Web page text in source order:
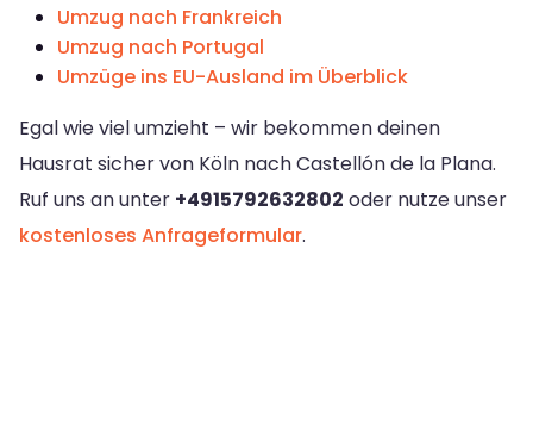
Umzug nach Frankreich
Umzug nach Portugal
Umzüge ins EU-Ausland im Überblick
Egal wie viel umzieht – wir bekommen deinen
Hausrat sicher von Köln nach Castellón de la Plana.
Ruf uns an unter +4915792632802 oder nutze unser
kostenloses Anfrageformular.